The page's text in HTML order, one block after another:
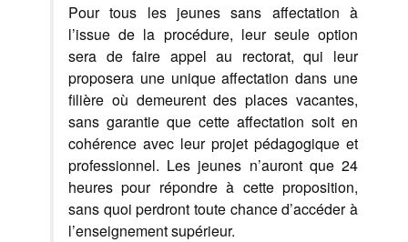
Pour tous les jeunes sans affectation à
l’issue de la procédure, leur seule option
sera de faire appel au rectorat, qui leur
proposera une unique affectation dans une
filière où demeurent des places vacantes,
sans garantie que cette affectation soit en
cohérence avec leur projet pédagogique et
professionnel. Les jeunes n’auront que 24
heures pour répondre à cette proposition,
sans quoi perdront toute chance d’accéder à
l’enseignement supérieur.